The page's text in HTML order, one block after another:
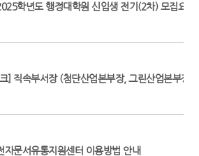
학년도 행정대학원 신입생 전기(2차) 모집요강
] 직속부서장 (첨단산업본부장, 그린산업본부장)
자문서유통지원센터 이용방법 안내